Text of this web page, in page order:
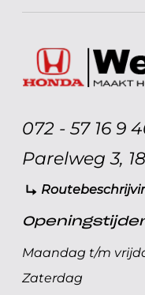
072 - 57 16 9
Parelweg 3,
Maandag t/m
Zaterdag